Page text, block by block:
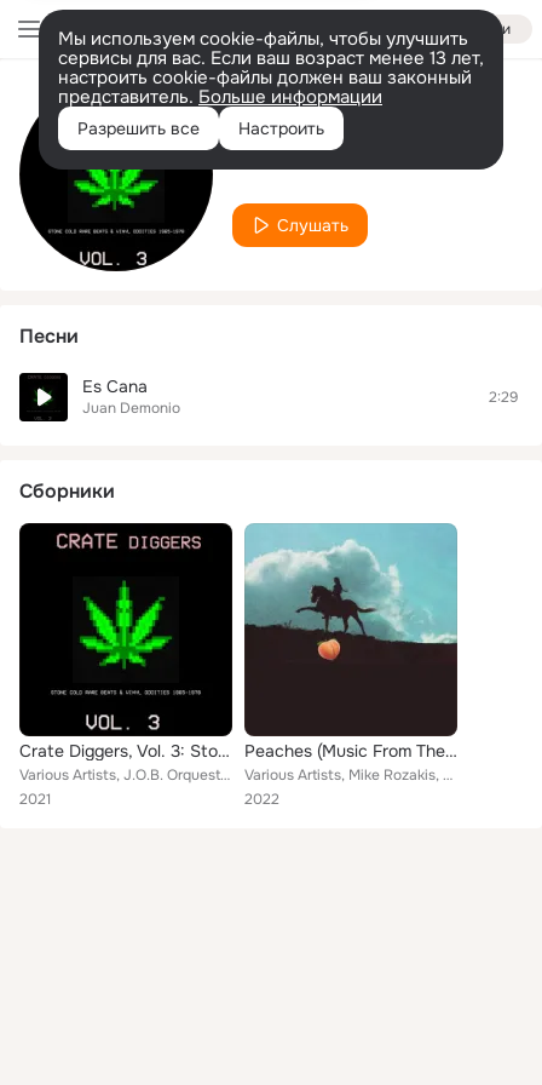
Войти
Мы используем cookie-файлы, чтобы улучшить
сервисы для вас. Если ваш возраст менее 13 лет,
настроить cookie-файлы должен ваш законный
представитель. Больше информации
Разрешить все Настроить
Исполнитель
Juan Demonio
Слушать
Песни
Es Cana
Juan Demonio
2:29
Сборники
Crate Diggers, Vol. 3: Stone Cold Rare Beats & Vinyl Oddities 1965-1978
Various Artists, J.O.B. Orquestra, Assad Khoury, Gianni Mazza, Cedric Brooks, Claude Thomain, Emphasis, Juan Demonio, Al "Man" M...
2021
Peaches (Music From The Motion Picture)
Various Artists, Mike Rozakis, Don Harper, Mary Saxton, Baligh Hamdi, Juan Demonio, Toni Van Duyne, The Cool-Notes, Orchestra Co...
2022